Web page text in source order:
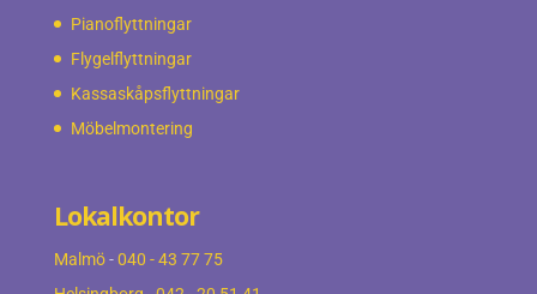
Pianoflyttningar
Flygelflyttningar
Kassaskåpsflyttningar
Möbelmontering
Lokalkontor
Malmö-040 - 43 77 75